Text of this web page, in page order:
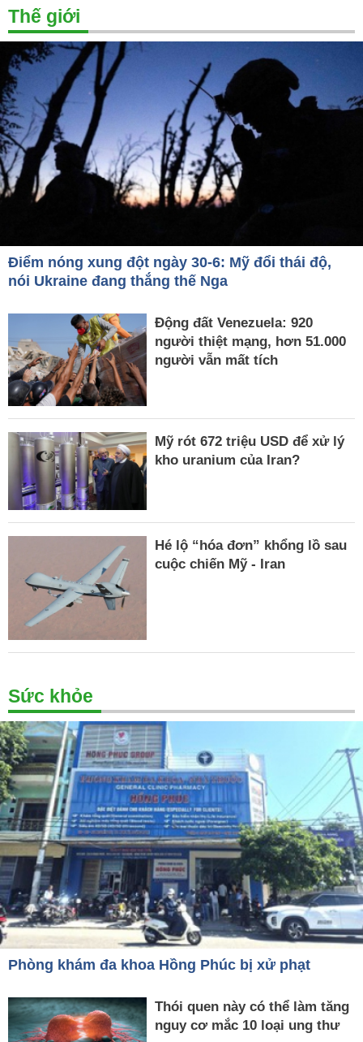
Thế giới
Điểm nóng xung đột ngày 30-6: Mỹ đổi thái độ,
nói Ukraine đang thắng thế Nga
Động đất Venezuela: 920
người thiệt mạng, hơn 51.000
người vẫn mất tích
Mỹ rót 672 triệu USD để xử lý
kho uranium của Iran?
Hé lộ “hóa đơn” khổng lồ sau
cuộc chiến Mỹ - Iran
Sức khỏe
Phòng khám đa khoa Hồng Phúc bị xử phạt
Thói quen này có thể làm tăng
nguy cơ mắc 10 loại ung thư